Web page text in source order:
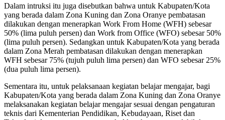
Dalam intruksi itu juga disebutkan bahwa untuk Kabupaten/Kota
yang berada dalam Zona Kuning dan Zona Oranye pembatasan
dilakukan dengan menerapkan Work From Home (WFH) sebesar
50% (lima puluh persen) dan Work from Office (WFO) sebesar 50%
(lima puluh persen). Sedangkan untuk Kabupaten/Kota yang berada
dalam Zona Merah pembatasan dilakukan dengan menerapkan
WFH sebesar 75% (tujuh puluh lima persen) dan WFO sebesar 25%
(dua puluh lima persen).
Sementara itu, untuk pelaksanaan kegiatan belajar mengajar, bagi
Kabupaten/Kota yang berada dalam Zona Kuning dan Zona Oranye
melaksanakan kegiatan belajar mengajar sesuai dengan pengaturan
teknis dari Kementerian Pendidikan, Kebudayaan, Riset dan